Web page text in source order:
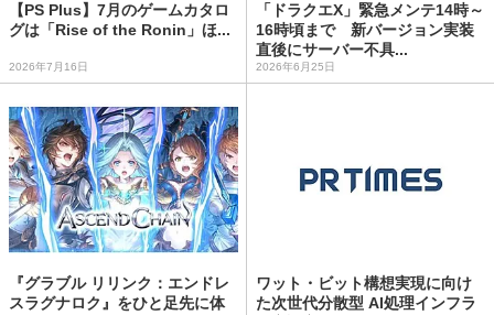
【PS Plus】7月のゲームカタロ
グは「Rise of the Ronin」ほ...
2026年7月16日
「ドラクエX」緊急メンテ14時～
16時頃まで 新バージョン実装
直後にサーバー不具...
2026年6月25日
『グラブル リリンク：エンドレ
スラグナロク』をひと足先に体
ワット・ビット構想実現に向け
た次世代分散型 AI処理インフラ